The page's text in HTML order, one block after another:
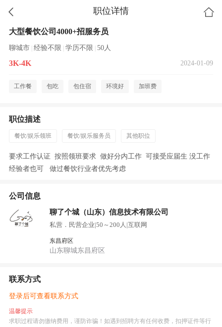
职位详情
大型餐饮公司4000+招服务员
聊城市 经验不限 学历不限 50人
3K-4K 2024-01-09
工作餐 包吃 包住宿 环境好 加班费
职位描述
餐饮/娱乐领班 餐饮/娱乐服务员 其他职位
要求工作认证 按照领班要求 做好分内工作 可接受应届生 没工作
经验者也可 做过餐饮行业者优先考虑
公司信息
聊了个城（山东）信息技术有限公司
私营．民营企业|50～200人 |互联网
东昌府区
山东聊城东昌府区
联系方式
登录后可查看联系方式
温馨提示
求职过程请勿缴纳费用，谨防诈骗！如遇到招聘方有任何收费，扣押证件等行